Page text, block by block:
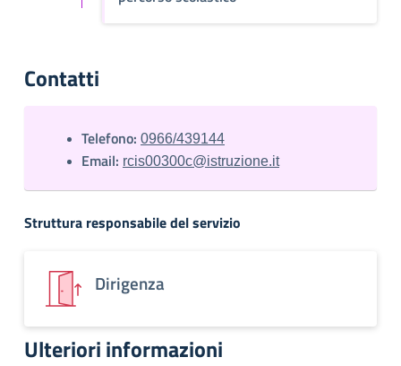
Contatti
Telefono: 0966/439144
Email: rcis00300c@istruzione.it
Struttura responsabile del servizio
Dirigenza
Ulteriori informazioni